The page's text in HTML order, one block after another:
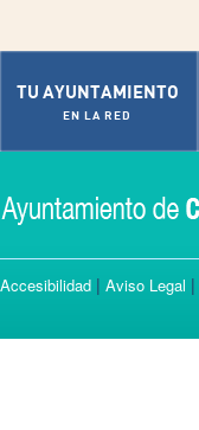
TU AYUNTAMIENTO
EN LA RED
Accesibilidad | Aviso Legal |